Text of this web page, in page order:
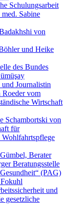
Schulungsarbeit
Sabine
von
und Heike
des Bundes
Journalistin
vom
Wirtschaft
Schambortski von
für
Wohlfahrtspflege
Berater
Beratungsstelle
(PAG)
und
gesetzliche